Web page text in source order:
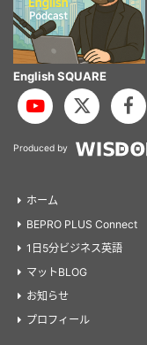
English SQUARE
Produced by
ホーム
BEPRO PLUS Connect
1日5分ビジネス英語
マットBLOG
お知らせ
プロフィール